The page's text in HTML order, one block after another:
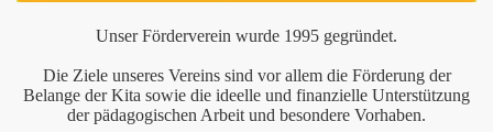
Unser Förderverein wurde 1995 gegründet.
Die Ziele unseres Vereins sind vor allem die Förderung der
Belange der Kita sowie die ideelle und finanzielle Unterstützung
der pädagogischen Arbeit und besondere Vorhaben.